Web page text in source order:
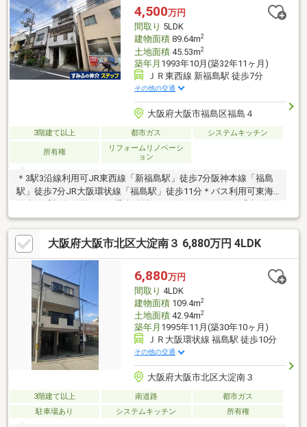
営、民泊等でご検討いただけます♪□少しでも気になられましたら
お気軽にお問合せください。
4,500万円
間取り 5LDK
建物面積89.64m2
土地面積45.53m2
築年月 1993年10月(築32年11ヶ月)
ＪＲ東西線 新福島駅 徒歩7分
その他の交通
大阪府大阪市福島区福島４
3階建て以上 都市ガス システムキッチン
所有権
リフォームリノベーシ
ョン
＊3駅3沿線利用可JR東西線「新福島駅」徒歩7分阪神本線「福島
駅」徒歩7分JR大阪環状線「福島駅」徒歩11分＊バス利用可東海
島郵便局」（バス停徒歩４分） ＊土地面積45.53㎡（13.77坪）
＊建物面積89.64㎡（27.11坪）＊間取り5LDK＊1993年10月建築＊
食器洗乾燥機・追焚有＊トイレ2箇所有＊前面道路幅員約5.4ｍ＊
閑静な住宅街＊インナーガレージ有（車種による）■2014年2月リ
フォーム箇所キッチン新調（食器洗乾燥機付）・ユニットバス新
調・追焚機能付給湯器新調・トイレ新調と移設・床下防蟻処理・
畳表替・襖張替・全室クロス張替・CF張替
大阪府大阪市北区大淀南３ 6,880万円 4LDK
6,880万円
間取り 4LDK
建物面積109.4m2
土地面積42.94m2
築年月 1995年11月(築30年10ヶ月)
ＪＲ大阪環状線 福島駅 徒歩10分
その他の交通
大阪府大阪市北区大淀南３
3階建て以上 南道路
都市ガス
駐車場あり
システムキッチン 所有権